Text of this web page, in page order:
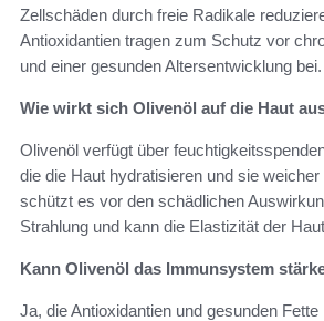
Zellschäden durch freie Radikale
Antioxidantien tragen zum Schutz vor
und einer gesunden Altersentwicklung bei.
Wie wirkt sich Olivenöl auf die Haut
Olivenöl verfügt über
die die Haut hydratisieren und sie
schützt es vor den schädlichen
Strahlung und kann die Elastizität der
Kann Olivenöl das Immunsystem
Ja, die Antioxidantien und gesunden